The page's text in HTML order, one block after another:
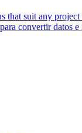
that suit any project
convertir datos